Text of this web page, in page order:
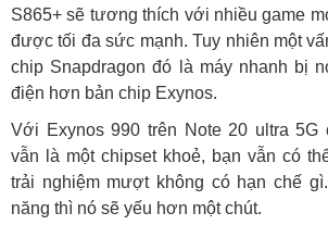
S865+ sẽ tương thích với nhiều game
được tối đa sức mạnh. Tuy nhiên một
chip Snapdragon đó là máy nhanh bị
điện hơn bản chip Exynos.
Với Exynos 990 trên Note 20 ultra 5G
vẫn là một chipset khoẻ, bạn vẫn có
trải nghiệm mượt không có hạn chế
năng thì nó sẽ yếu hơn một chút.